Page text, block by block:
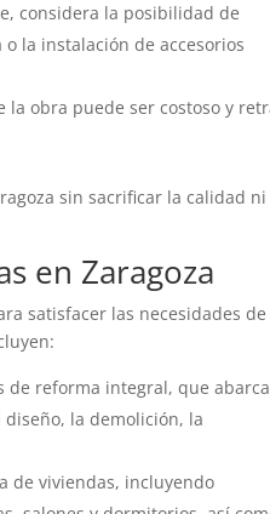
considera la posibilidad de
la instalación de accesorios
la obra puede ser costoso y
sin sacrificar la calidad ni
en Zaragoza
satisfacer las necesidades de
de reforma integral, que
la demolición, la
de viviendas, incluyendo